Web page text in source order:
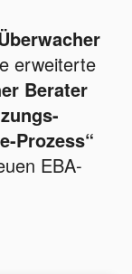
erweiterte
Berater
Prozess“
EBA-